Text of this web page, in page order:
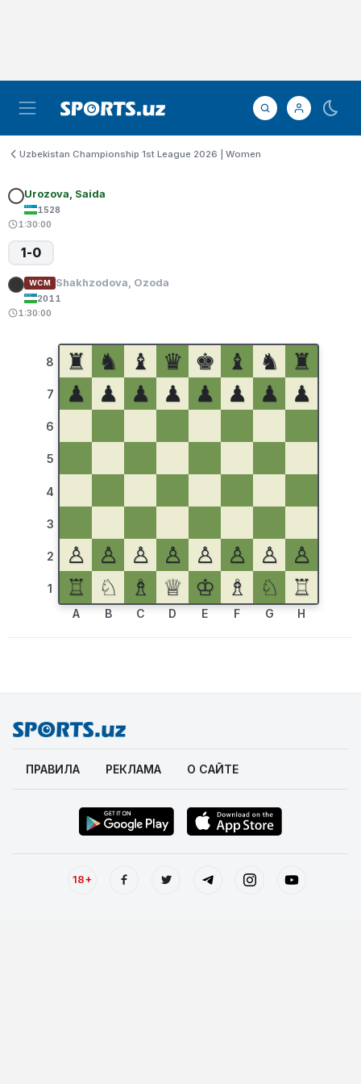
Uzbekistan Championship 1st League 2026 | Women
Urozova, Saida
1528
1:30:00
1-0
WCM Shakhzodova, Ozoda
2011
1:30:00
8
7
6
5
4
3
2
1
♜ ♞ ♝ ♛ ♚ ♝ ♞
♜
♟
♟ ♟ ♟ ♟ ♟ ♟ ♟
♙ ♙ ♙ ♙ ♙ ♙ ♙
♙
♖
♘ ♗ ♕ ♔ ♗ ♘ ♖
A B C D E F G H
ПРАВИЛА РЕКЛАМА О САЙТЕ
18+